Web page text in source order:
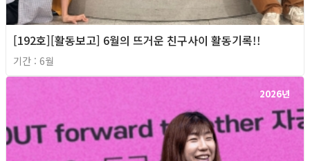
[192호][활동보고] 6월의 뜨거운 친구사이 활동기록!!
기간 : 6월
2026년